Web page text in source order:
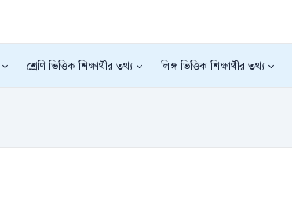
শ্রেণি ভিত্তিক শিক্ষার্থীর তথ্য লিঙ্গ ভিত্তিক শিক্ষার্থীর তথ্য